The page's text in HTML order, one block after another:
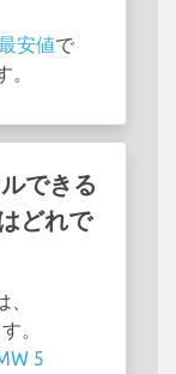
安値で
できる
どれで
。
5